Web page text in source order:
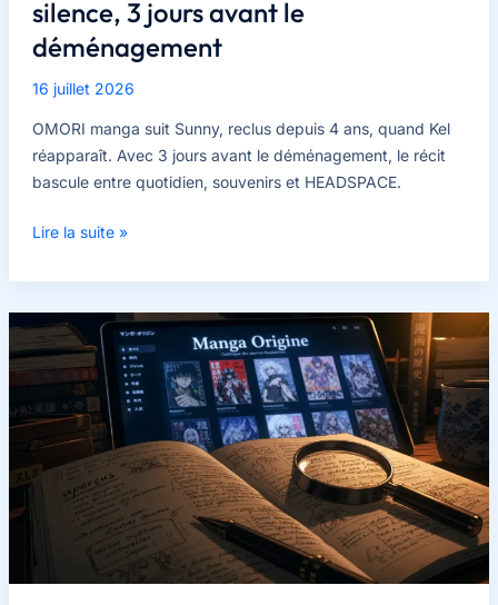
silence, 3 jours avant le
déménagement
16 juillet 2026
OMORI manga suit Sunny, reclus depuis 4 ans, quand Kel
réapparaît. Avec 3 jours avant le déménagement, le récit
bascule entre quotidien, souvenirs et HEADSPACE.
Sunny,
et
HEADSPACE
de
silence,
3
jours
déménagement
Lire la suite »